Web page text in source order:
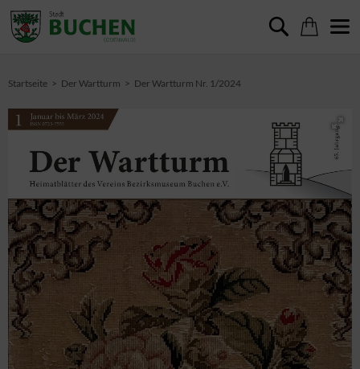
Startseite Der Wartturm Der Wartturm Nr. 1/2024